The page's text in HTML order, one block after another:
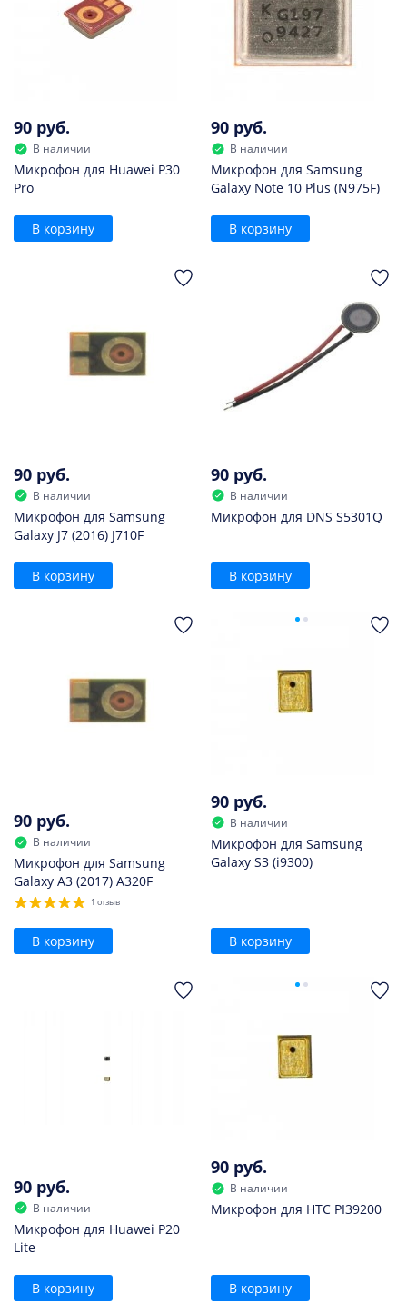
90 руб.
В наличии
Микрофон для Huawei P30
Pro
В корзину
90 руб.
В наличии
Микрофон для Samsung
Galaxy Note 10 Plus (N975F)
В корзину
90 руб.
В наличии
Микрофон для Samsung
Galaxy J7 (2016) J710F
В корзину
90 руб.
В наличии
Микрофон для DNS S5301Q
В корзину
90 руб.
В наличии
Микрофон для Samsung
Galaxy A3 (2017) A320F
1 отзыв
В корзину
90 руб.
В наличии
Микрофон для Samsung
Galaxy S3 (i9300)
В корзину
90 руб.
В наличии
Микрофон для Huawei P20
Lite
В корзину
90 руб.
В наличии
Микрофон для HTC PI39200
В корзину